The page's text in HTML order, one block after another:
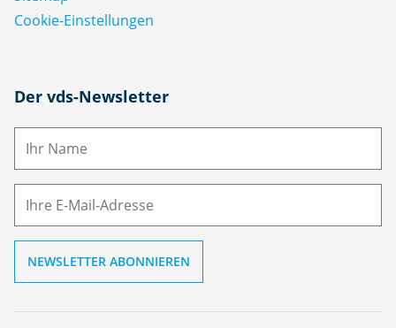
Cookie-Einstellungen
Der vds-Newsletter
N
M